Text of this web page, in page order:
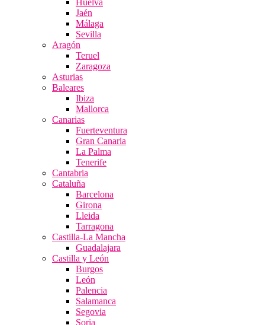
Huelva
Jaén
Málaga
Sevilla
Aragón
Teruel
Zaragoza
Asturias
Baleares
Ibiza
Mallorca
Canarias
Fuerteventura
Gran Canaria
La Palma
Tenerife
Cantabria
Cataluña
Barcelona
Girona
Lleida
Tarragona
Castilla-La Mancha
Guadalajara
Castilla y León
Burgos
León
Palencia
Salamanca
Segovia
Soria